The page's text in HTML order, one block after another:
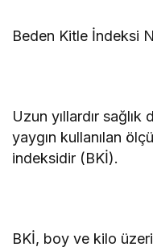
Beden Kitle İndeksi
Uzun yıllardır
yaygın kullanılan
indeksidir (BKİ).
BKİ, boy ve kilo